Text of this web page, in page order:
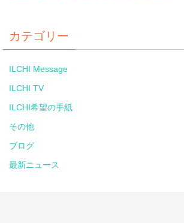
カテゴリー
ILCHI Message
ILCHI TV
ILCHI希望の手紙
その他
ブログ
最新ニュース